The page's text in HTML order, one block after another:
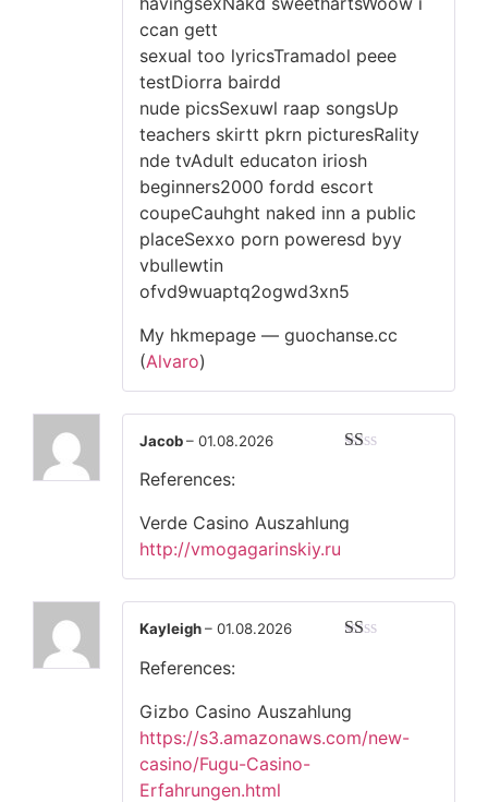
ccan gett
sexual too lyricsTramadol peee
testDiorra bairdd
nude picsSexuwl raap songsUp
teachers skirtt pkrn picturesRality
nde tvAdult educaton iriosh
beginners2000 fordd escort
coupeCauhght naked inn a public
placeSexxo porn poweresd byy
vbullewtin
ofvd9wuaptq2ogwd3xn5
My hkmepage — guochanse.cc
(Alvaro)
5
Jacob– 01.08.2026
References:
Verde Casino Auszahlung
http://vmogagarinskiy.ru
5
Kayleigh– 01.08.2026
References:
Gizbo Casino Auszahlung
https://s3.amazonaws.com/new-
casino/Fugu-Casino-
Erfahrungen.html